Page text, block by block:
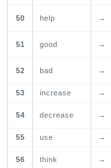
50 help →
51 good →
52 bad →
53 increase →
54 decrease →
55 use →
56 think →